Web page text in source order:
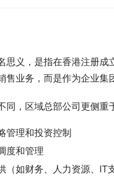
思义，是指在香港注册
售业务，而是作为企业
同，区域总部公司更侧重
管理和投资控制
度和管理
（如财务、人力资源、IT